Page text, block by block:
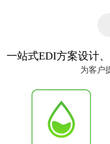
一站式EDI方案设计
为客户